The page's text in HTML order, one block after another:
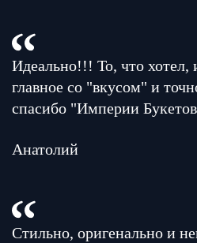
Идеально!!! То, что
главное со "вкусом" и
спасибо "Империи
Анатолий
Стильно, оригенально и